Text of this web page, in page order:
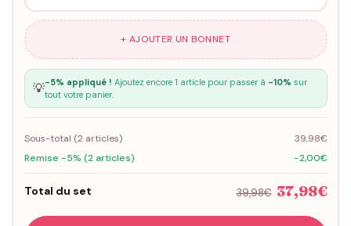
+ AJOUTER UN BONNET
💡-5% appliqué ! Ajoutez encore 1 article pour passer à -10% sur
tout votre panier.
Sous-total (2articles)
39,98€
Remise -5% (2 articles)
-2,00€
Total du set 39,98€ 37,98€